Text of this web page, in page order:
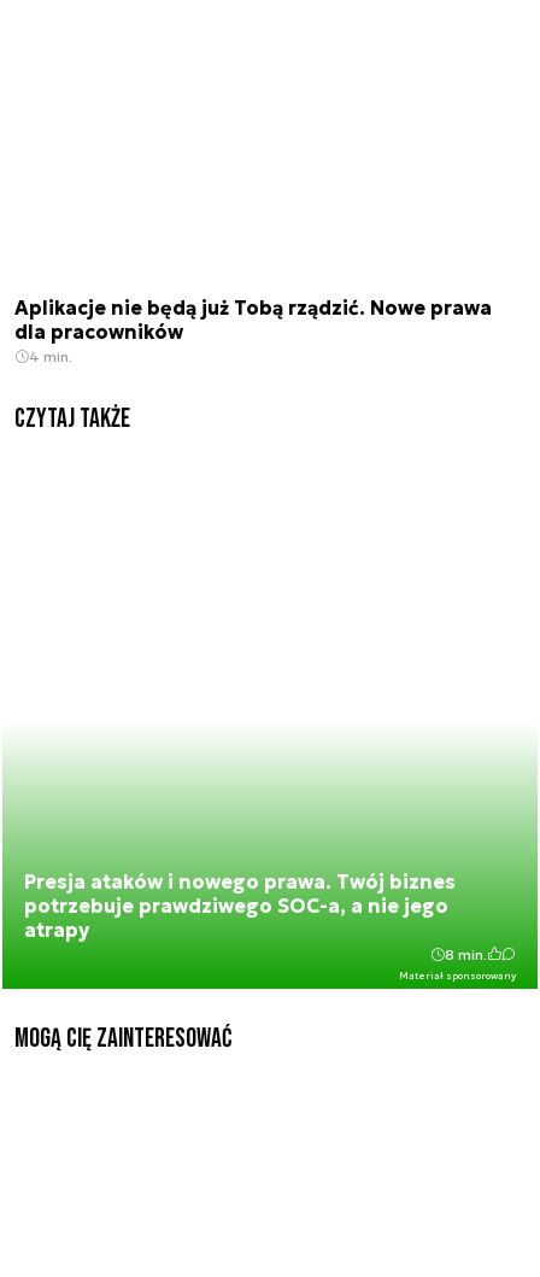
Aplikacje nie będą już Tobą rządzić. Nowe prawa
dla pracowników
4 min.
Czytaj także
Presja ataków i nowego prawa. Twój biznes
potrzebuje prawdziwego SOC-a, a nie jego
atrapy
Materiał sponsorowany
8 min.
Mogą Cię zainteresować